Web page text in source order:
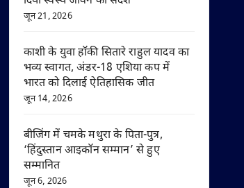
जून 21, 2026
काशी के युवा हॉकी सितारे राहुल यादव का
भव्य स्वागत, अंडर-18 एशिया कप में
भारत को दिलाई ऐतिहासिक जीत
जून 14, 2026
बीजिंग में चमके मथुरा के पिता-पुत्र,
‘हिंदुस्तान आइकॉन सम्मान’ से हुए
सम्मानित
जून 6, 2026